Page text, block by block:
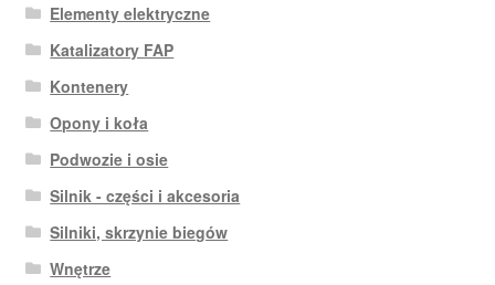
Elementy elektryczne
Katalizatory FAP
Kontenery
Opony i koła
Podwozie i osie
Silnik - części i akcesoria
Silniki, skrzynie biegów
Wnętrze